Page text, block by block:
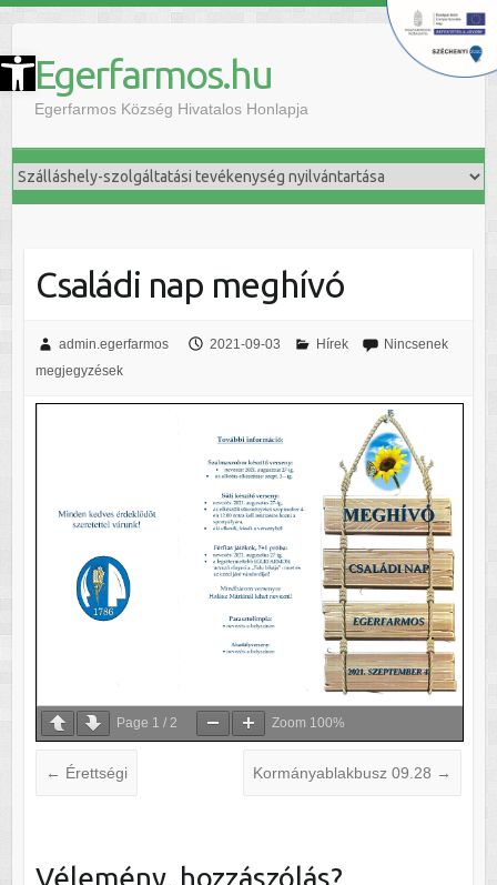
Eszköztár megnyitása Egerfarmos.hu
Egerfarmos Község Hivatalos Honlapja
Családi nap meghívó
admin.egerfarmos 2021-09-03 Hírek
Nincsenek
megjegyzések
Page 1 / 2 Zoom 100%
← Érettségi Kormányablakbusz 09.28 →
Vélemény, hozzászólás?